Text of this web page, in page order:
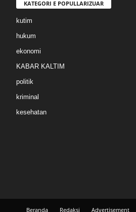
KATEGORI E POPULLARIZUAR
kutim
hukum
ekonomi
KABAR KALTIM
politik
kriminal
kesehatan
Beranda Redaksi Advertisement